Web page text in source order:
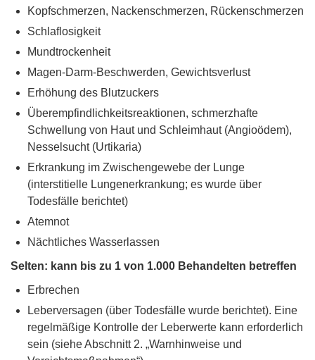
Kopfschmerzen, Nackenschmerzen, Rückenschmerzen
Schlaflosigkeit
Mundtrockenheit
Magen-Darm-Beschwerden, Gewichtsverlust
Erhöhung des Blutzuckers
Überempfindlichkeitsreaktionen, schmerzhafte
Schwellung von Haut und Schleimhaut (Angioödem),
Nesselsucht (Urtikaria)
Erkrankung im Zwischengewebe der Lunge
(interstitielle Lungenerkrankung; es wurde über
Todesfälle berichtet)
Atemnot
Nächtliches Wasserlassen
Selten: kann bis zu 1 von 1.000 Behandelten betreffen
Erbrechen
Leberversagen (über Todesfälle wurde berichtet). Eine
regelmäßige Kontrolle der Leberwerte kann erforderlich
sein (siehe Abschnitt 2. „Warnhinweise und